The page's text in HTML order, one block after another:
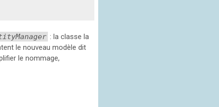
: la classe la
le nouveau modèle dit
le nommage,